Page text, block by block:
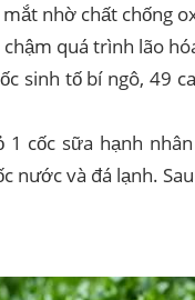
nhờ chất chống
quá trình lão
sinh tố bí ngô, 49
1 cốc sữa hạnh
nước và đá lạnh.